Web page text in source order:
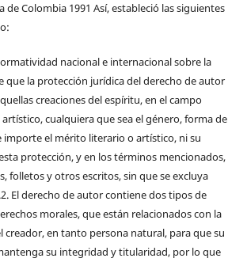
de Colombia 1991 Así, estableció las siguientes
nacional e internacional sobre la
que la protección jurídica del derecho de autor
creaciones del espíritu, en el campo
cualquiera que sea el género, forma de
importe el mérito literario o artístico, ni su
protección, y en los términos mencionados,
folletos y otros escritos, sin que se excluya
El derecho de autor contiene dos tipos de
morales, que están relacionados con la
creador, en tanto persona natural, para que su
su integridad y titularidad, por lo que